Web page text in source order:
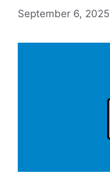
September 6, 2025